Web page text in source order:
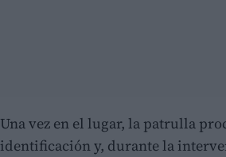
Una vez en el lugar, la patrulla
identificación y, durante la